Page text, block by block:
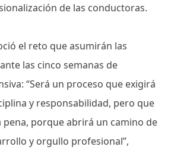
de las conductoras.
el reto que asumirán las
las cinco semanas de
“Será un proceso que exigirá
y responsabilidad, pero que
pena, porque abrirá un camino de
y orgullo profesional”,